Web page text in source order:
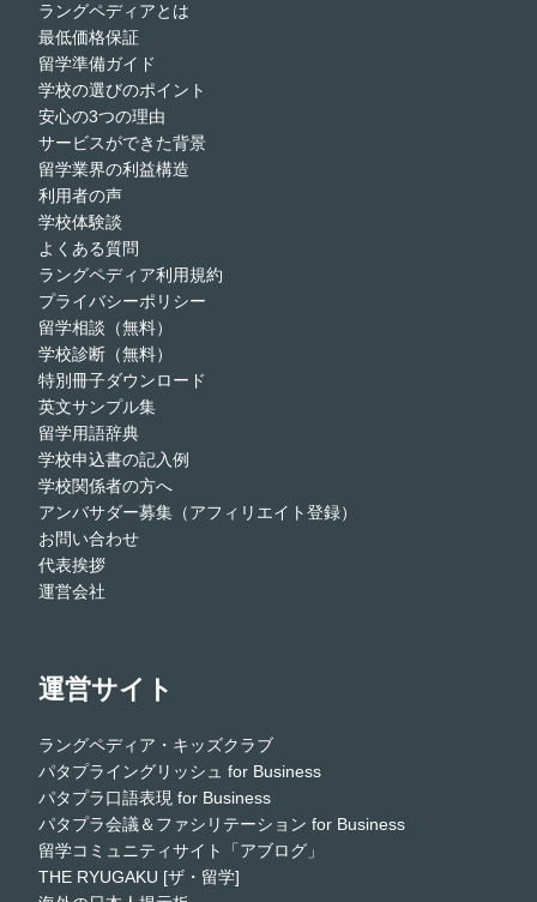
ラングペディアとは
最低価格保証
留学準備ガイド
学校の選びのポイント
安心の3つの理由
サービスができた背景
留学業界の利益構造
利用者の声
学校体験談
よくある質問
ラングペディア利用規約
プライバシーポリシー
留学相談（無料）
学校診断（無料）
特別冊子ダウンロード
英文サンプル集
留学用語辞典
学校申込書の記入例
学校関係者の方へ
アンバサダー募集（アフィリエイト登録）
お問い合わせ
代表挨拶
運営会社
運営サイト
ラングペディア・キッズクラブ
パタプライングリッシュ for Business
パタプラ口語表現 for Business
パタプラ会議＆ファシリテーション for Business
留学コミュニティサイト「アブログ」
THE RYUGAKU [ザ・留学]